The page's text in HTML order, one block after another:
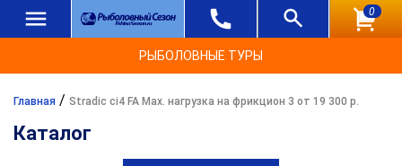
0
РЫБОЛОВНЫЕ ТУРЫ
Главная / Stradic ci4 FA Max. нагрузка на фрикцион 3 от 19 300 р.
Каталог